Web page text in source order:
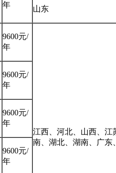
年
山东
9600元/
年
江西、河北、山西、江
南、湖北、湖南、广东
9600元/
年
9600元/
年
9600元/
年